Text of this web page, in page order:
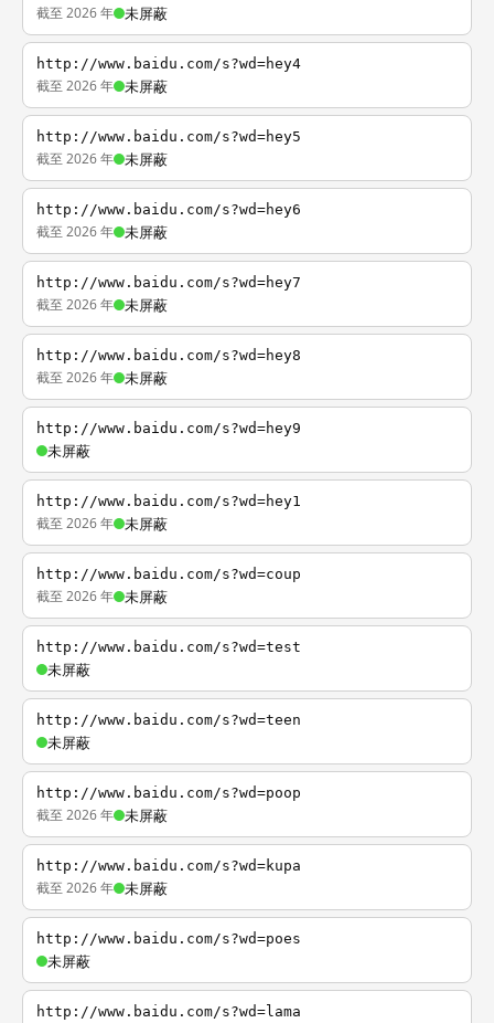
截至 2026 年 未屏蔽
http://www.baidu.com/s?wd=hey4
截至 2026 年 未屏蔽
http://www.baidu.com/s?wd=hey5
截至 2026 年 未屏蔽
http://www.baidu.com/s?wd=hey6
截至 2026 年 未屏蔽
http://www.baidu.com/s?wd=hey7
截至 2026 年 未屏蔽
http://www.baidu.com/s?wd=hey8
截至 2026 年 未屏蔽
http://www.baidu.com/s?wd=hey9
未屏蔽
http://www.baidu.com/s?wd=hey1
截至 2026 年 未屏蔽
http://www.baidu.com/s?wd=coup
截至 2026 年 未屏蔽
http://www.baidu.com/s?wd=test
未屏蔽
http://www.baidu.com/s?wd=teen
未屏蔽
http://www.baidu.com/s?wd=poop
截至 2026 年 未屏蔽
http://www.baidu.com/s?wd=kupa
截至 2026 年 未屏蔽
http://www.baidu.com/s?wd=poes
未屏蔽
http://www.baidu.com/s?wd=lama